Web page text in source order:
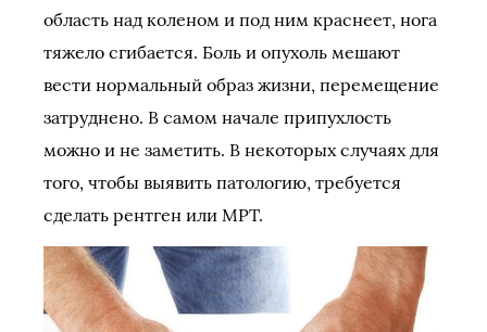
область над коленом и под ним краснеет, нога
тяжело сгибается. Боль и опухоль мешают
вести нормальный образ жизни, перемещение
затруднено. В самом начале припухлость
можно и не заметить. В некоторых случаях для
того, чтобы выявить патологию, требуется
сделать рентген или МРТ.